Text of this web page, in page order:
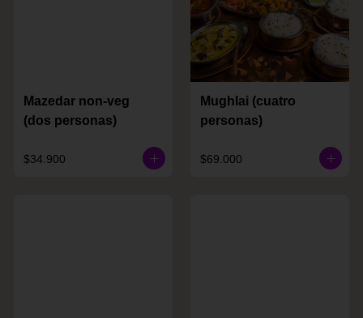
Mazedar non-veg
(dos personas)
$34.900
Mughlai (cuatro
personas)
$69.000